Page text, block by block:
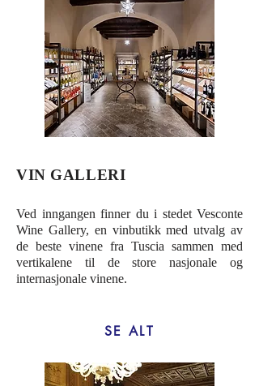
VIN GALLERI
Ved inngangen finner du i stedet Vesconte
Wine Gallery, en vinbutikk med utvalg av
de beste vinene fra Tuscia sammen med
vertikalene til de store nasjonale og
internasjonale vinene.
SE ALT